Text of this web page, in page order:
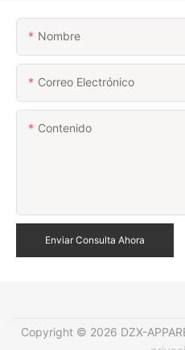
Nombre
Correo Electrónico
Contenido
Enviar Consulta Ahora
Copyright © 2026 DZX-